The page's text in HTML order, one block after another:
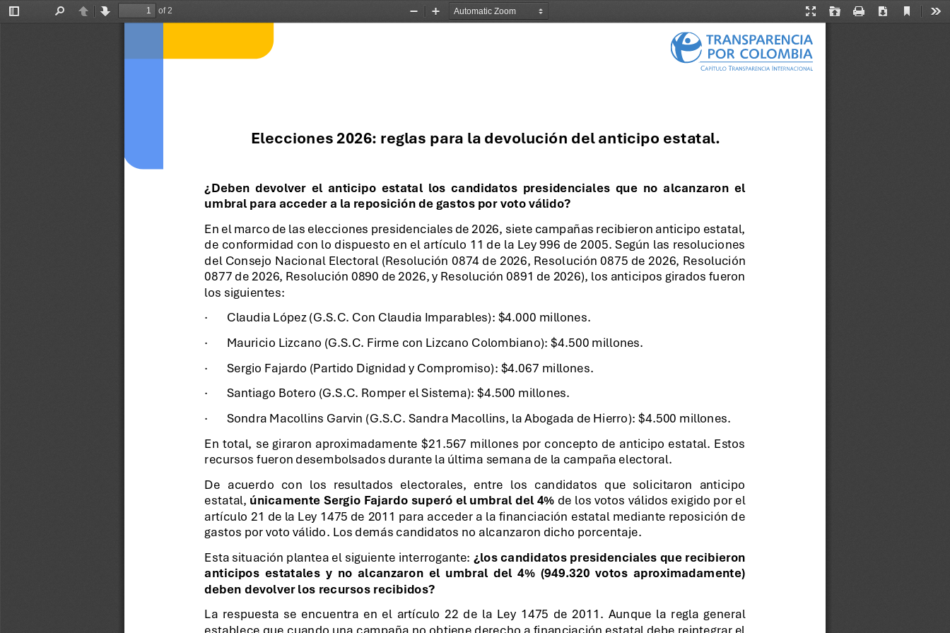
Toggle
PreviousNext
of 2
Presentation
Open Print Download
Current
Zoom
Zoom
Elecciones 2026: reglas para la devolución del anticipo estatal.
¿Deben  devolver  el  anticipo  estatal  los  candidatos  presidenciales  que  no  alcanzaron  el
umbral para acceder a la reposición de gastos por voto válido?
En el marco de las elecciones presidenciales de 2026, siete campañas recibieron anticipo estatal,
de conformidad con lo dispuesto en el artículo 11 de la Ley 996 de 2005. Según las resoluciones
del Consejo Nacional Electoral (Resolución 0874 de 2026, Resolución 0875 de 2026, Resolución
0877 de 2026, Resolución 0890 de 2026, y Resolución 0891 de 2026), los anticipos girados fueron
los siguientes:
·
Claudia López (G.S.C. Con Claudia Imparables): $4.000 millones.
·
Mauricio Lizcano (G.S.C. Firme con Lizcano Colombiano): $4.500 millones.
·
Sergio Fajardo (Partido Dignidad y Compromiso): $4.067 millones.
·
Santiago Botero (G.S.C. Romper el Sistema): $4.500 millones.
·
Sondra Macollins Garvin (G.S.C. Sandra Macollins, la Abogada de Hierro): $4.500 millones.
En  total,  se  giraron  aproximadamente  $21.567  millones  por  concepto  de  anticipo  estatal.  Estos
recursos fueron desembolsados durante la última semana de la campaña electoral.
De   acuerdo   con   los   resultados   electorales,   entre   los   candidatos   que   solicitaron   anticipo
estatal, únicamente Sergio Fajardo superó el umbral del 4% de los votos válidos exigido por el
artículo 21 de la Ley 1475 de 2011 para acceder a la financiación estatal mediante reposición de
gastos por voto válido. Los demás candidatos no alcanzaron dicho porcentaje.
Esta situación plantea el siguiente interrogante: ¿los candidatos presidenciales que recibieron
anticipos  estatales  y  no  alcanzaron  el  umbral  del  4%  (949.320  votos  aproximadamente)
deben devolver los recursos recibidos?
La  respuesta  se  encuentra  en  el  artículo  22  de  la  Ley  1475  de  2011.  Aunque  la  regla  general
establece que cuando una campaña no obtiene derecho a financiación estatal debe reintegrar el